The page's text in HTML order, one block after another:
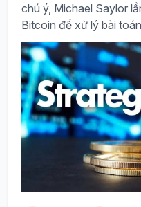
chú ý, Michael Saylor
Bitcoin để xử lý bài